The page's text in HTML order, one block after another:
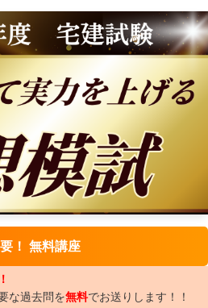
！ 無料講座
な過去問を無料でお送りします！！